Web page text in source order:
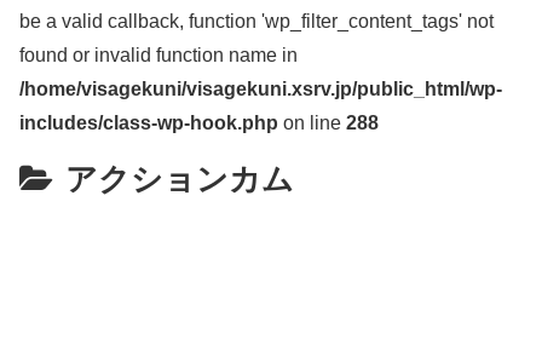
be a valid callback, function 'wp_filter_content_tags' not
found or invalid function name in
/home/visagekuni/visagekuni.xsrv.jp/public_html/wp-
includes/class-wp-hook.php on line 288
アクションカム